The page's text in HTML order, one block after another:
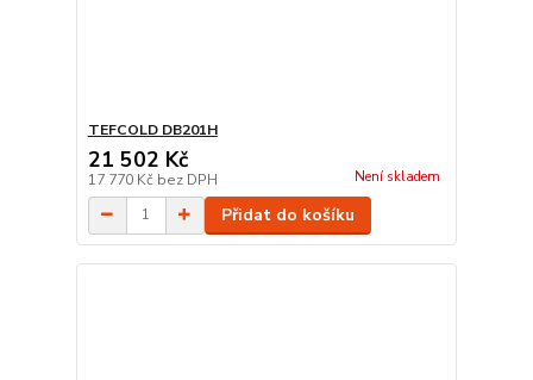
TEFCOLD DB201H
21 502 Kč
17 770 Kč bez DPH Není skladem
Přidat do košíku